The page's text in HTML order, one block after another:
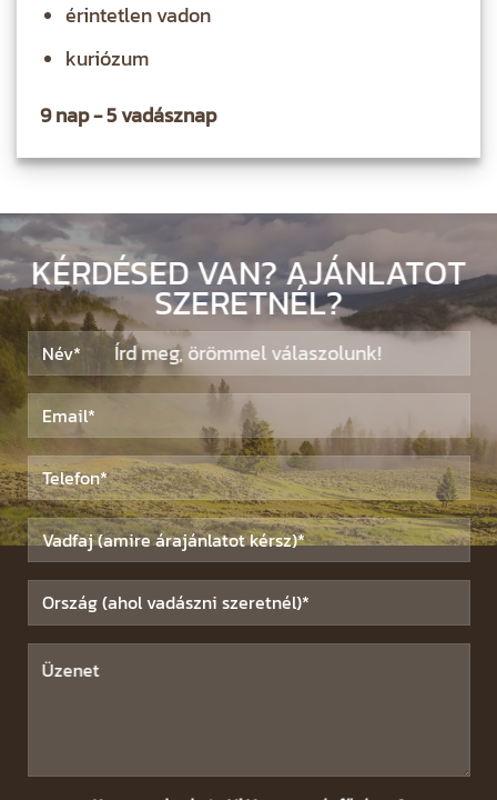
érintetlen vadon
kuriózum
9 nap - 5 vadásznap
KÉRDÉSED VAN? AJÁNLATOT
SZERETNÉL?
Írd meg, örömmel válaszolunk!